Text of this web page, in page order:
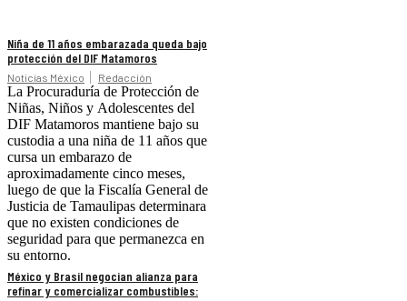
Niña de 11 años embarazada queda bajo
protección del DIF Matamoros
Noticias México Redacción
La Procuraduría de Protección de
Niñas, Niños y Adolescentes del
DIF Matamoros mantiene bajo su
custodia a una niña de 11 años que
cursa un embarazo de
aproximadamente cinco meses,
luego de que la Fiscalía General de
Justicia de Tamaulipas determinara
que no existen condiciones de
seguridad para que permanezca en
su entorno.
México y Brasil negocian alianza para
refinar y comercializar combustibles: